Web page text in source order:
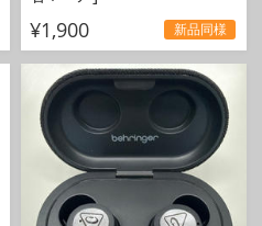
¥1,900 新品同様